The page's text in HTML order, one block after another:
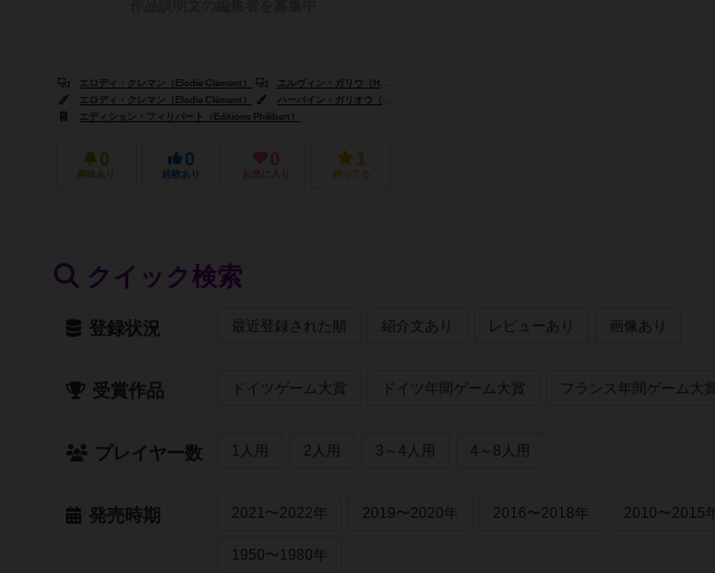
エロディ・クレマン（Elodie Clément） エルヴィン・ガリウ（Hervine Galliou）
エロディ・クレマン（Elodie Clément）
ハーバイン・ガリオウ（Hervine Galliou）
エディション・フィリバート（Editions Philibert）
0
興味あり
0
経験あり
0
お気に入り
1
持ってる
クイック検索
登録状況 最近登録された順 紹介文あり レビューあり 画像あり
受賞作品 ドイツゲーム大賞 ドイツ年間ゲーム大賞 フランス年間ゲーム大賞
プレイヤー数 1人用 2人用 3～4人用 4～8人用
発売時期 2021〜2022年 2019〜2020年 2016〜2018年 2010〜2015年
1950〜1980年